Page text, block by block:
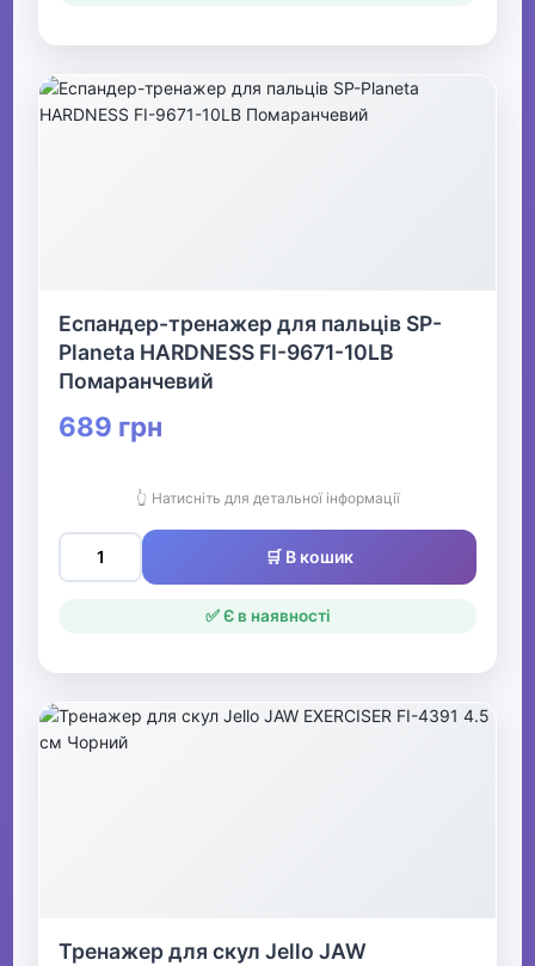
Еспандер-тренажер для пальців SP-
Planeta HARDNESS FI-9671-10LB
Помаранчевий
689 грн
👆 Натисніть для детальної інформації
🛒 В кошик
✅ Є в наявності
Тренажер для скул Jello JAW